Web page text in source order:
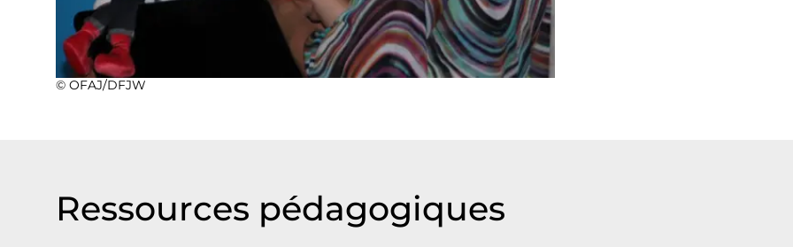
© OFAJ/DFJW
Ressources pédagogiques